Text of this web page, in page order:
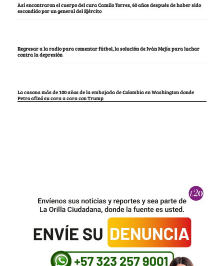
Así encontraron el cuerpo del cura Camilo Torres, 60 años después de haber sido
escondido por un general del Ejército
Regresar a la radio para comentar fútbol, la solución de Iván Mejía para luchar
contra la depresión
La casona más de 100 años de la embajada de Colombia en Washington donde
Petro afinó su cara a cara con Trump